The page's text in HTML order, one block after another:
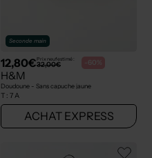
Seconde main
12,80€Prix neuf estimé :
32,00€ -60%
H&M
Doudoune - Sans capuche jaune
T : 7 A
ACHAT EXPRESS